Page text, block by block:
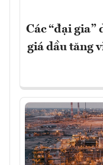
Các “đại
giá dầu tăng